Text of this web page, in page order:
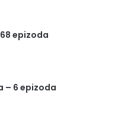
epizoda
– 6 epizoda